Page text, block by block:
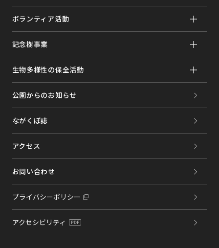
ボランティア活動
記念樹事業
生物多様性の保全活動
公園からのお知らせ
ながくぼ誌
アクセス
お問い合わせ
プライバシーポリシー
アクセシビリティ